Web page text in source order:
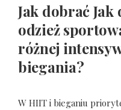
Jak dobrać Jak
odzież
różnej
biegania?
W HIIT i bieganiu